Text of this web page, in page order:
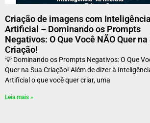
Criação de imagens com Inteligência
Artificial – Dominando os Prompts
Negativos: O Que Você NÃO Quer na
Criação!
💡 Dominando os Prompts Negativos: O Que
Quer na Sua Criação! Além de dizer à
Artificial o que você quer criar, uma
Leia mais »